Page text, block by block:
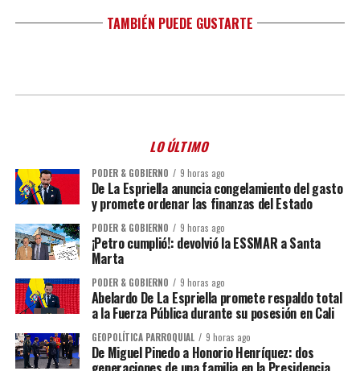
TAMBIÉN PUEDE GUSTARTE
LO ÚLTIMO
PODER & GOBIERNO 9 horas ago
De La Espriella anuncia congelamiento del gasto
y promete ordenar las finanzas del Estado
PODER & GOBIERNO 9 horas ago
¡Petro cumplió!: devolvió la ESSMAR a Santa
Marta
PODER & GOBIERNO 9 horas ago
Abelardo De La Espriella promete respaldo total
a la Fuerza Pública durante su posesión en Cali
GEOPOLÍTICA PARROQUIAL 9 horas ago
De Miguel Pinedo a Honorio Henríquez: dos